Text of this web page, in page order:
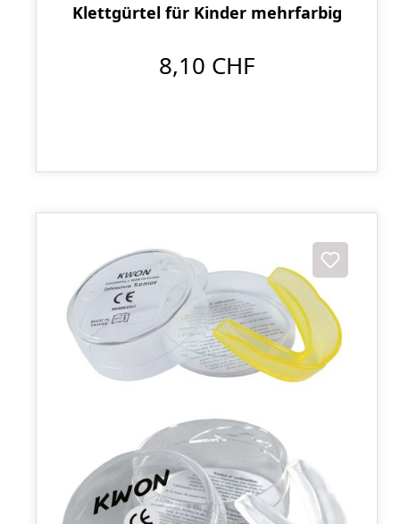
Klettgürtel für Kinder mehrfarbig
8,10 CHF